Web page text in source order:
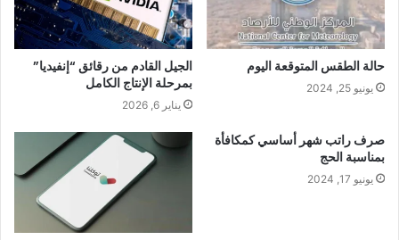
ي
ب
حالة الطقس المتوقعة اليوم
يونيو 25, 2024
الجيل القادم من رقائق “إنفيديا”
بمرحلة الإنتاج الكامل
يناير 6, 2026
صرف راتب شهر أساسي كمكافأة
بمناسبة الحج
يونيو 17, 2024